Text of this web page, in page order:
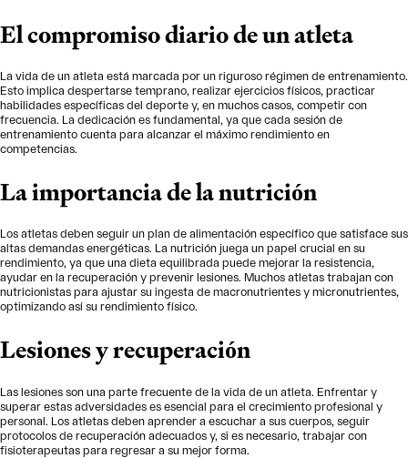
El compromiso diario de un atleta
La vida de un atleta está marcada por un riguroso régimen de entrenamiento.
Esto implica despertarse temprano, realizar ejercicios físicos, practicar
habilidades específicas del deporte y, en muchos casos, competir con
frecuencia. La dedicación es fundamental, ya que cada sesión de
entrenamiento cuenta para alcanzar el máximo rendimiento en
competencias.
La importancia de la nutrición
Los atletas deben seguir un plan de alimentación específico que satisface sus
altas demandas energéticas. La nutrición juega un papel crucial en su
rendimiento, ya que una dieta equilibrada puede mejorar la resistencia,
ayudar en la recuperación y prevenir lesiones. Muchos atletas trabajan con
nutricionistas para ajustar su ingesta de macronutrientes y micronutrientes,
optimizando así su rendimiento físico.
Lesiones y recuperación
Las lesiones son una parte frecuente de la vida de un atleta. Enfrentar y
superar estas adversidades es esencial para el crecimiento profesional y
personal. Los atletas deben aprender a escuchar a sus cuerpos, seguir
protocolos de recuperación adecuados y, si es necesario, trabajar con
fisioterapeutas para regresar a su mejor forma.